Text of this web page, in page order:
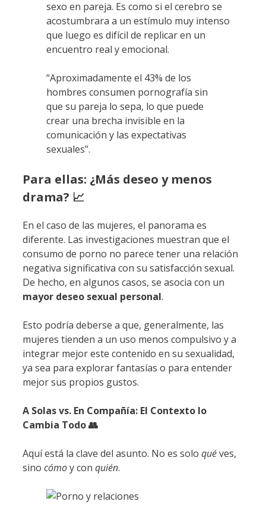
sexo en pareja. Es como si el cerebro se
acostumbrara a un estímulo muy intenso
que luego es difícil de replicar en un
encuentro real y emocional.
“Aproximadamente el 43% de los
hombres consumen pornografía sin
que su pareja lo sepa, lo que puede
crear una brecha invisible en la
comunicación y las expectativas
sexuales”.
Para ellas: ¿Más deseo y menos
drama? 📈
En el caso de las mujeres, el panorama es
diferente. Las investigaciones muestran que el
consumo de porno no parece tener una relación
negativa significativa con su satisfacción sexual.
De hecho, en algunos casos, se asocia con un
mayor deseo sexual personal.
Esto podría deberse a que, generalmente, las
mujeres tienden a un uso menos compulsivo y a
integrar mejor este contenido en su sexualidad,
ya sea para explorar fantasías o para entender
mejor sus propios gustos.
A Solas vs. En Compañía: El Contexto lo
Cambia Todo 👥
Aquí está la clave del asunto. No es solo quéves,
sino cómoy con quién.